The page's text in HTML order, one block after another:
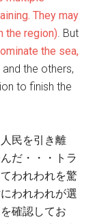
They may
the region). But
the sea,
the others,
to finish the
民を引き離
だ・・・トラ
われわれを驚
われわれが選
確認してお